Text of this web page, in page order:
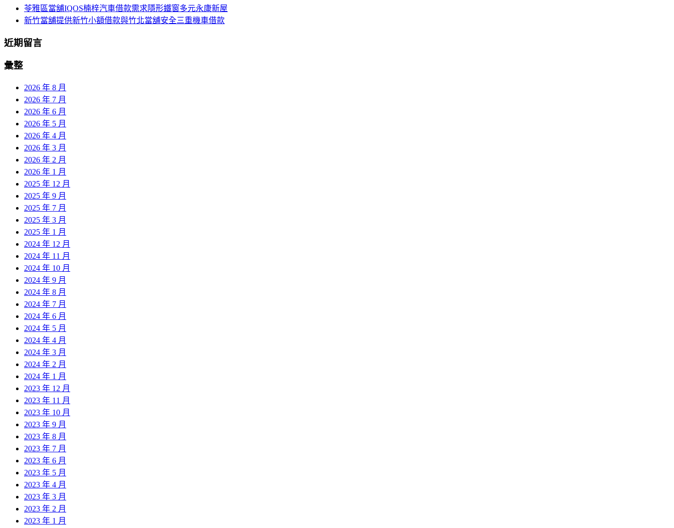
苓雅區當舖IQOS楠梓汽車借款需求隱形鐵窗多元永康新屋
新竹當舖提供新竹小額借款與竹北當舖安全三重機車借款
近期留言
彙整
2026 年 8 月
2026 年 7 月
2026 年 6 月
2026 年 5 月
2026 年 4 月
2026 年 3 月
2026 年 2 月
2026 年 1 月
2025 年 12 月
2025 年 9 月
2025 年 7 月
2025 年 3 月
2025 年 1 月
2024 年 12 月
2024 年 11 月
2024 年 10 月
2024 年 9 月
2024 年 8 月
2024 年 7 月
2024 年 6 月
2024 年 5 月
2024 年 4 月
2024 年 3 月
2024 年 2 月
2024 年 1 月
2023 年 12 月
2023 年 11 月
2023 年 10 月
2023 年 9 月
2023 年 8 月
2023 年 7 月
2023 年 6 月
2023 年 5 月
2023 年 4 月
2023 年 3 月
2023 年 2 月
2023 年 1 月